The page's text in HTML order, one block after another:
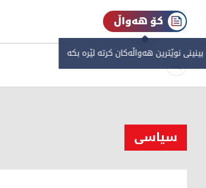
کۆ هەواڵ
نوێترین هەواڵەکان کرتە لێرە بکە
سیاسی